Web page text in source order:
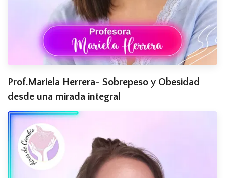
Prof.Mariela Herrera- Sobrepeso y Obesidad
desde una mirada integral